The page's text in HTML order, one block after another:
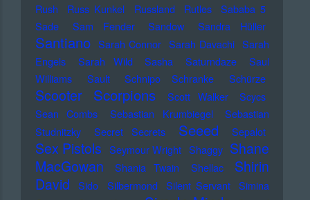
Rush
Russ Kunkel Russland Rutles
Sababa 5
Sade
Sam Fender Sandow Sandra Hüller
Santiano Sarah Connor Sarah Davachi Sarah
Engels
Sarah Wild Sasha Saturndaze
Saul
Williams
Sault Schnipo Schranke Schürze
Scooter Scorpions Scott Walker
Scycs
Sean Combs
Sebastian Krumbiegel
Sebastian
Studnitzky
Secret Secrets Seeed Sepalot
Sex Pistols Seymour Wright Shaggy Shane
MacGowan
Shania Twain Shellac
Shirin
David
Sido Silbermond Silent Servant Simina